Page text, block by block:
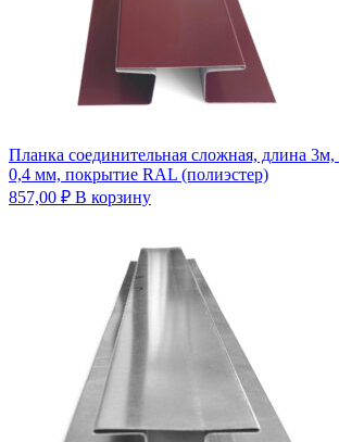
Планка соединительная сложная, длина
0,4 мм, покрытие RAL (полиэстер)
857,00 ₽ В корзину